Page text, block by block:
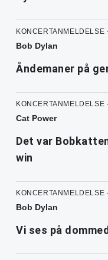
KONCERTANMELDELSE
Bob Dylan
Åndemaner på
KONCERTANMELDELSE
Cat Power
Det var
win
Bob Dylan
Vi ses på